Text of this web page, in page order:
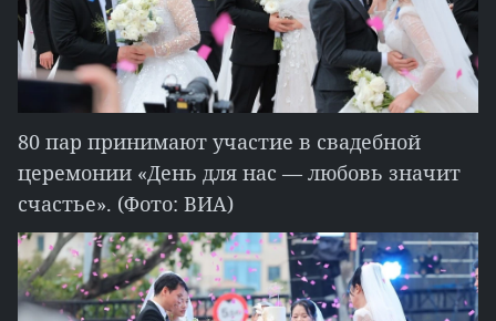
80 пар принимают участие в свадебной
церемонии «День для нас — любовь значит
счастье». (Фото: ВИА)